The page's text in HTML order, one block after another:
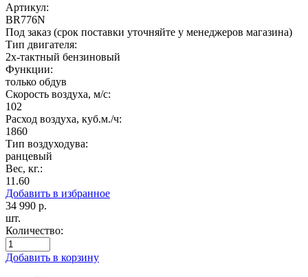
Артикул:
BR776N
Под заказ (срок поставки уточняйте у менеджеров магазина)
Тип двигателя:
2х-тактный бензиновый
Функции:
только обдув
Скорость воздуха, м/с:
102
Расход воздуха, куб.м./ч:
1860
Тип воздуходува:
ранцевый
Вес, кг.:
11.60
Добавить в избранное
34 990 р.
шт.
Количество:
Добавить в корзину